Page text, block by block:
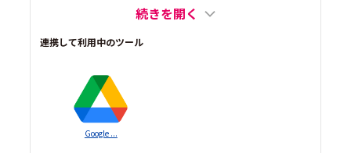
続きを開く
連携して利用中のツール
Google ...